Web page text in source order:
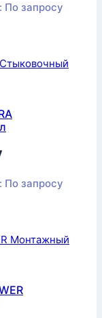
По запросу
По запросу